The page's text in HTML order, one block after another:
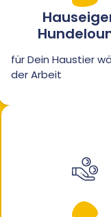
für Dein Haustier
der Arbeit